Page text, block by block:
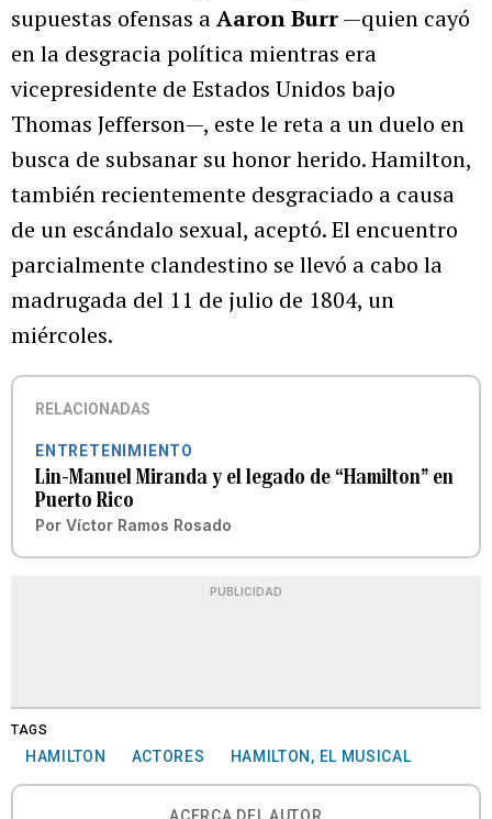
supuestas ofensas aAaron Burr—quien cayó
en la desgracia política mientras era
vicepresidente de Estados Unidos bajo
Thomas Jefferson—, este le reta a un duelo en
busca de subsanar su honor herido. Hamilton,
también recientemente desgraciado a causa
de un escándalo sexual, aceptó. El encuentro
parcialmente clandestino se llevó a cabo la
madrugada del 11 de julio de 1804, un
miércoles.
RELACIONADAS
ENTRETENIMIENTO
Lin-Manuel Miranda y el legado de “Hamilton” en
Puerto Rico
Por Víctor Ramos Rosado
PUBLICIDAD
TAGS
HAMILTON ACTORES HAMILTON, EL MUSICAL